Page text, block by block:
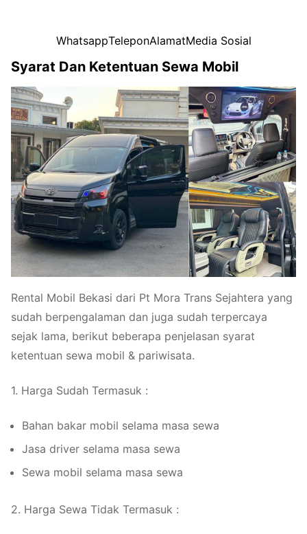
WhatsappTeleponAlamatMedia Sosial
Syarat Dan Ketentuan Sewa Mobil
Rental Mobil Bekasi dari Pt Mora Trans Sejahtera yang
sudah berpengalaman dan juga sudah terpercaya
sejak lama, berikut beberapa penjelasan syarat
ketentuan sewa mobil & pariwisata.
1. Harga Sudah Termasuk :
Bahan bakar mobil selama masa sewa
Jasa driver selama masa sewa
Sewa mobil selama masa sewa
2. Harga Sewa Tidak Termasuk :